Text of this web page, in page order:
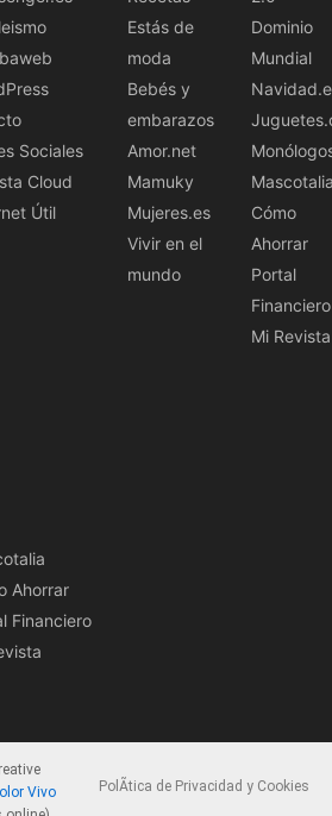
Sociales
Cloud
Útil
Estás de
moda
Bebés y
embarazos
Amor.net
Mamuky
Mujeres.es
Vivir en el
mundo
Dominio
Mundial
Cómo
Ahorrar
Portal
Financiero
Mi Revista
Ahorrar
Financiero
Vivo
PolÃ­tica de Privacidad y Cookies